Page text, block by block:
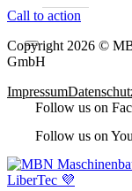
Call to action
Copyright 2026 ©
GmbH
Impressum
Follow us on
Follow us on
LiberTec 💜